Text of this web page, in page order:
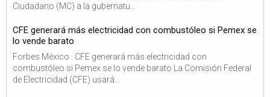
Ciudadano (MC) a la gubernatu...
CFE generará más electricidad con combustóleo si Pemex se
lo vende barato
Forbes México . CFE generará más electricidad con
combustóleo si Pemex se lo vende barato La Comisión Federal
de Electricidad (CFE) usará...